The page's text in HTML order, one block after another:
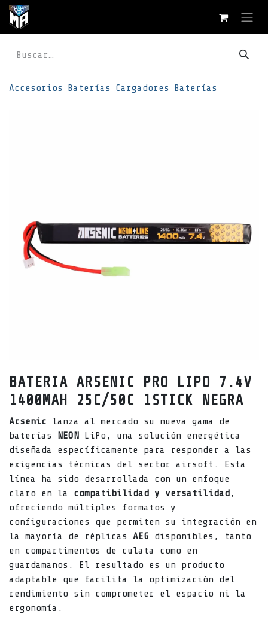
Ir al contenido
Accesorios Baterías Cargadores Baterías
BATERIA ARSENIC PRO LIPO 7.4V
1400MAH 25C/50C 1STICK NEGRA
Arsenic lanza al mercado su nueva gama de
baterías
NEON LiPo, una solución energética
diseñada específicamente para responder a las
exigencias técnicas del sector airsoft. Esta
línea ha sido desarrollada con un enfoque
claro en la compatibilidad y versatilidad,
ofreciendo múltiples formatos y
configuraciones que permiten su integración en
la mayoría de réplicas AEG disponibles, tanto
en compartimentos de culata como en
guardamanos. El resultado es un producto
adaptable que facilita la optimización del
rendimiento sin comprometer el espacio ni la
ergonomía.